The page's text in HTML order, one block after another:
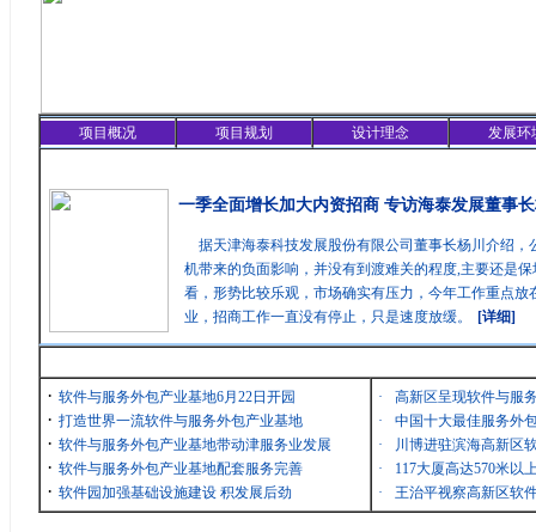
项目概况 项目规划 设计理念
发展环
一季全面增长加大内资招商 专访海泰发展董事
据天津海泰科技发展股份有限公司董事长杨川介绍，
机带来的负面影响，并没有到渡难关的程度,主要还是
看，形势比较乐观，市场确实有压力，今年工作重点放
业，招商工作一直没有停止，只是速度放缓。
[详细]
· 软件与服务外包产业基地6月22日开园
· 打造世界一流软件与服务外包产业基地
· 软件与服务外包产业基地带动津服务业发展
· 软件与服务外包产业基地配套服务完善
· 软件园加强基础设施建设 积发展后劲
·
高新区呈现软件与服
·
中国十大最佳服务外
·
川博进驻滨海高新区
·
117大厦高达570米以
·
王治平视察高新区软